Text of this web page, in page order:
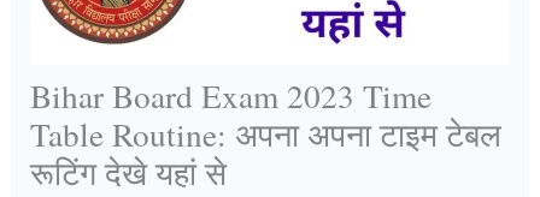
Bihar Board Exam 2023 Time
Table Routine: अपना अपना टाइम टेबल
रूटिंग देखे यहां से